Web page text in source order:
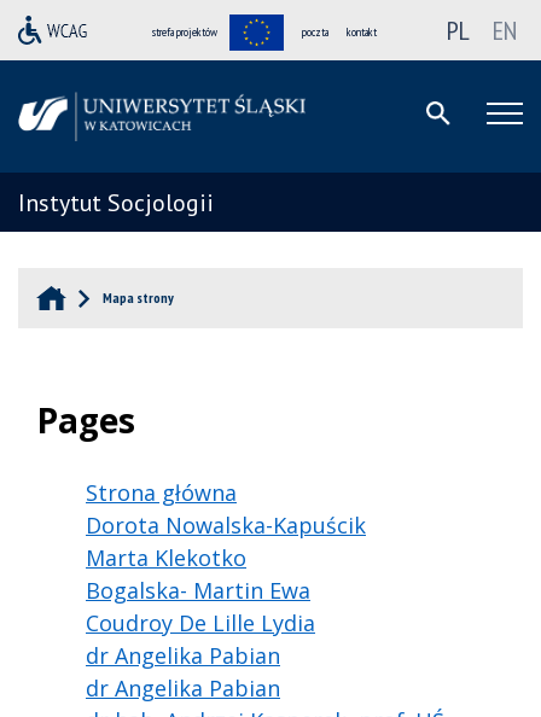
strefa projektów poczta kontakt PL EN
Instytut Socjologii
Mapa strony
Pages
Strona główna
Dorota Nowalska-Kapuścik
Marta Klekotko
Bogalska- Martin Ewa
Coudroy De Lille Lydia
dr Angelika Pabian
dr Angelika Pabian